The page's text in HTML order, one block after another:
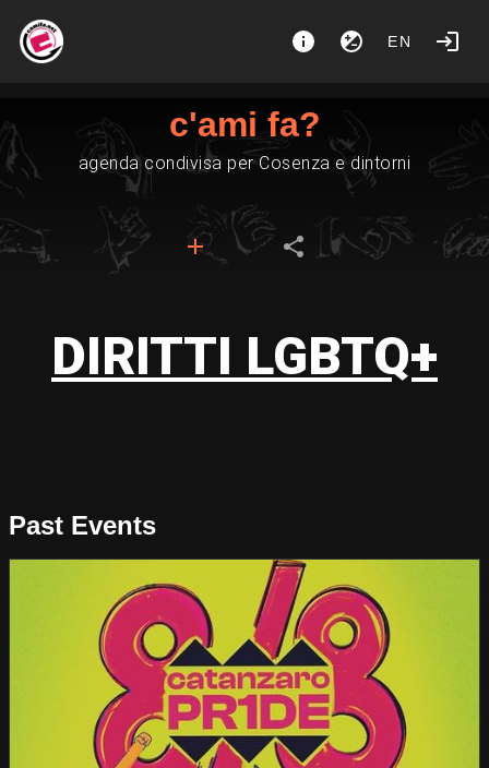
EN
c'ami fa?
agenda condivisa per Cosenza e dintorni
DIRITTI LGBTQ+
Past Events